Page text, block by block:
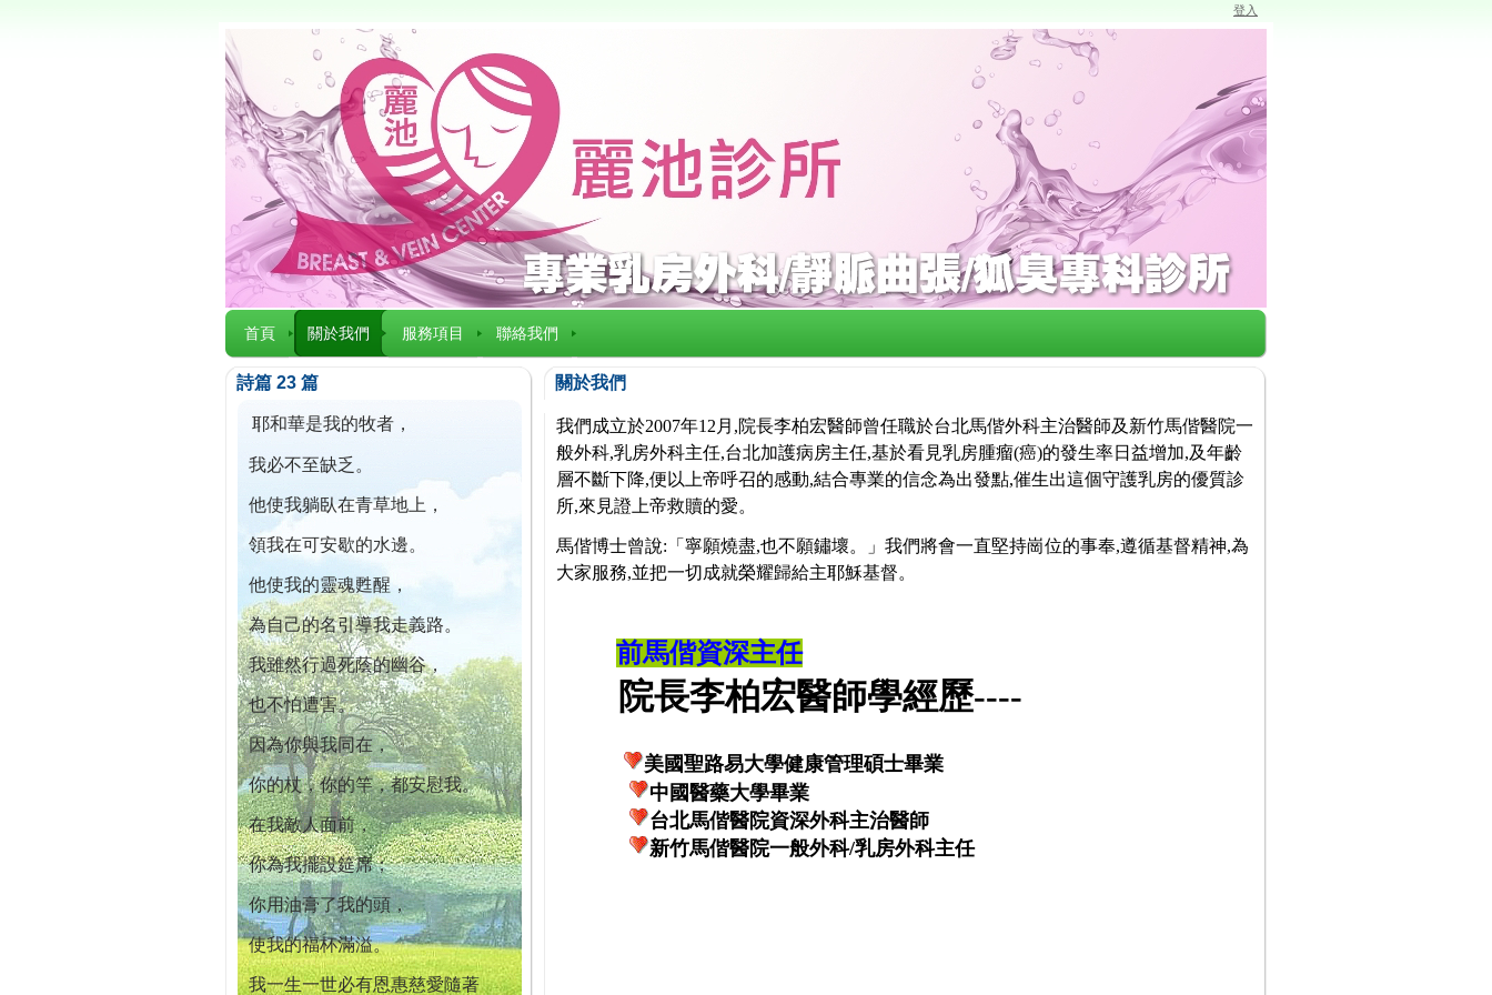
登入
首頁 關於我們 服務項目 聯絡我們
詩篇 23 篇
耶和華是我的牧者，
我必不至缺乏。
他使我躺臥在青草地上，
領我在可安歇的水邊。
他使我的靈魂甦醒，
為自己的名引導我走義路。
我雖然行過死蔭的幽谷，
也不怕遭害。
因為你與我同在，
你的杖，你的竿，都安慰我。
在我敵人面前，
你為我擺設筵席；
你用油膏了我的頭，
使我的福杯滿溢。
我一生一世必有恩惠慈愛隨著
關於我們
我們成立於2007年12月,院長李柏宏醫師曾任職於台北馬偕外科主治醫師及新竹馬偕醫院一
般外科,乳房外科主任,台北加護病房主任,基於看見乳房腫瘤(癌)的發生率日益增加,及年齡
層不斷下降,便以上帝呼召的感動,結合專業的信念為出發點,催生出這個守護乳房的優質診
所,來見證上帝救贖的愛。
馬偕博士曾說:「寧願燒盡,也不願鏽壞。」我們將會一直堅持崗位的事奉,遵循基督精神,為
大家服務,並把一切成就榮耀歸給主耶穌基督。
前馬偕資深主任
院長李柏宏醫師學經歷----
美國聖路易大學健康管理碩士畢業
中國醫藥大學畢業
台北馬偕醫院資深外科主治醫師
新竹馬偕醫院一般外科/乳房外科主任